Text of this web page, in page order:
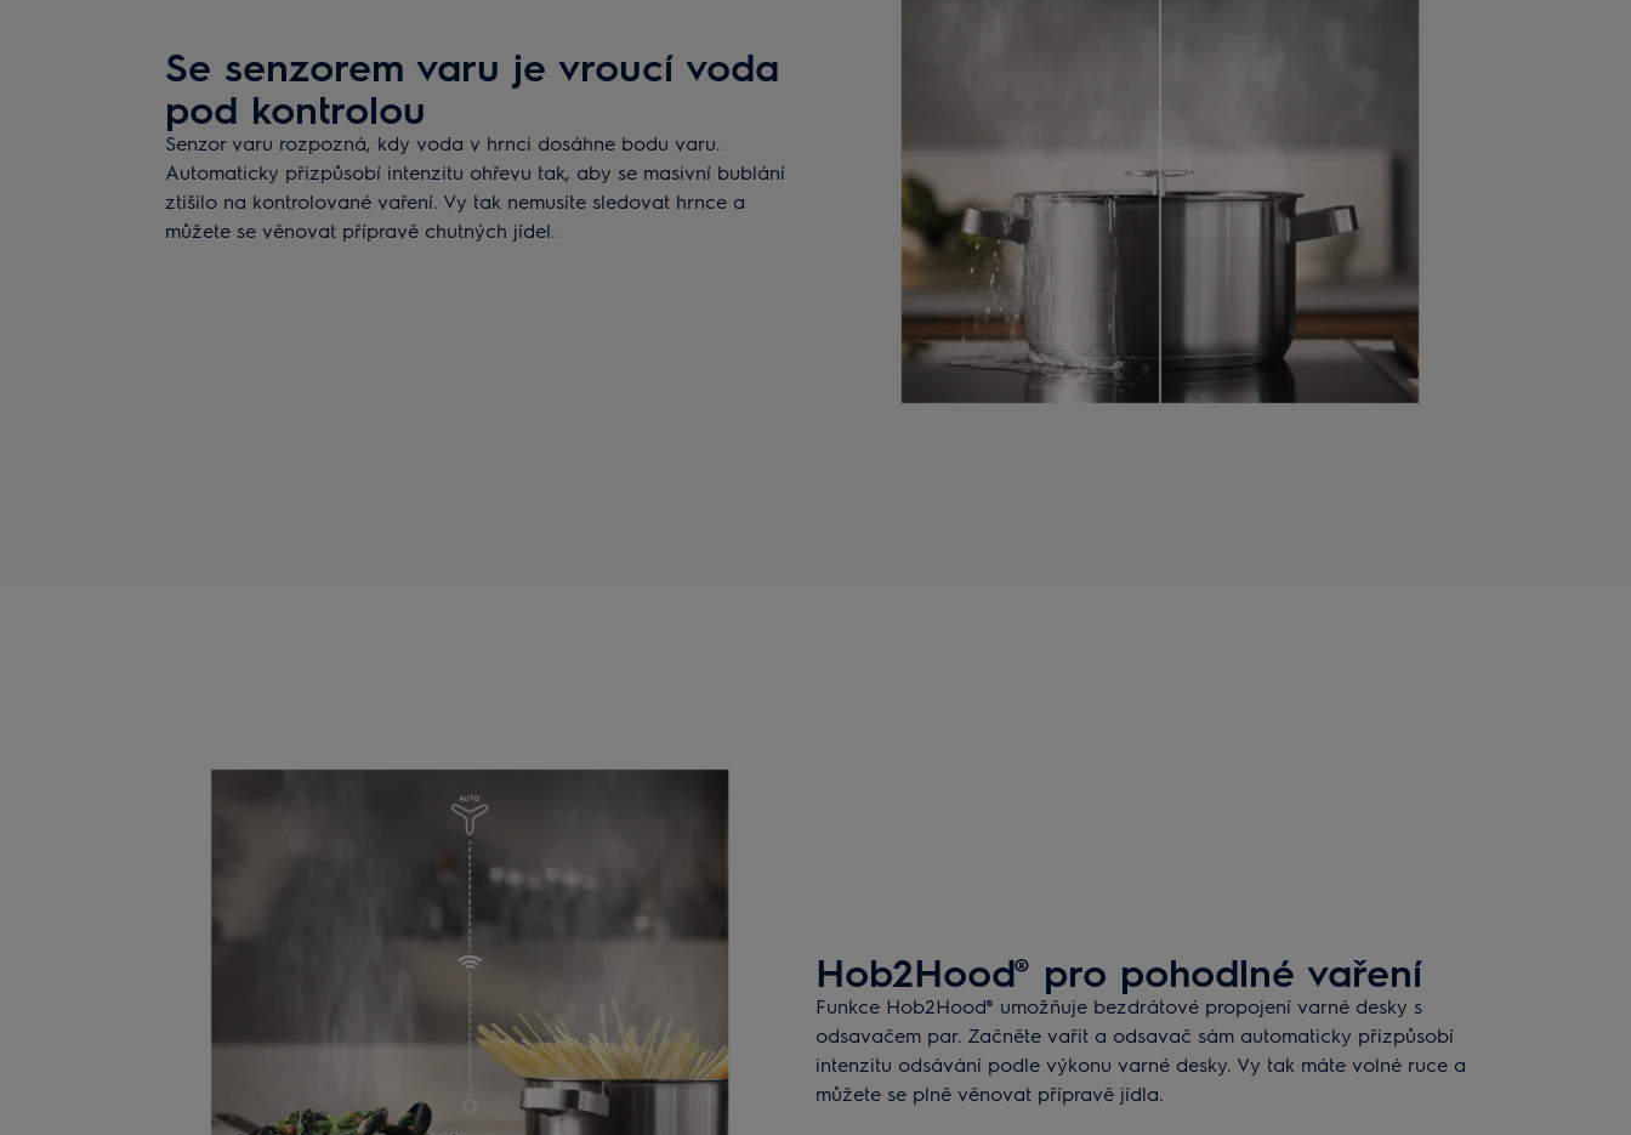
Se senzorem varu je vroucí voda
pod kontrolou
Senzor varu rozpozná, kdy voda v hrnci dosáhne bodu varu.
Automaticky přizpůsobí intenzitu ohřevu tak, aby se masivní bublání
ztišilo na kontrolované vaření. Vy tak nemusíte sledovat hrnce a
můžete se věnovat přípravě chutných jídel.
Hob2Hood® pro pohodlné vaření
Funkce Hob2Hood® umožňuje bezdrátové propojení varné desky s
odsavačem par. Začněte vařit a odsavač sám automaticky přizpůsobí
intenzitu odsávání podle výkonu varné desky. Vy tak máte volné ruce a
můžete se plně věnovat přípravě jídla.